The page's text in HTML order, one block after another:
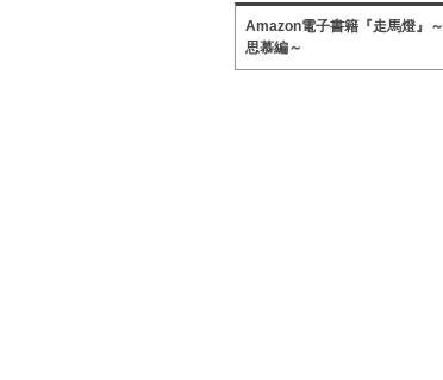
Amazon電子書籍『走馬燈』～
思慕編～